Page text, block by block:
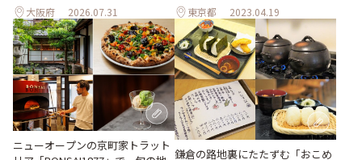
大阪府 2026.07.31 東京都 2023.04.19
ニューオープンの京町家トラット
鎌倉の路地裏にたたずむ「おこめ